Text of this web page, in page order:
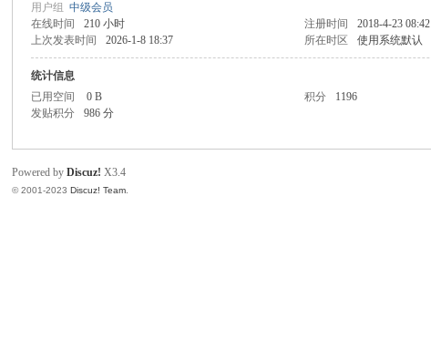
用户组中级会员
在线时间
210 小时 注册时间 2018-4-23 08:42
上次发表时间
2026-1-8 18:37 所在时区 使用系统默认
统计信息
已用空间
0 B 积分 1196
发贴积分
986 分
Powered byDiscuz! X3.4
© 2001-2023Discuz! Team